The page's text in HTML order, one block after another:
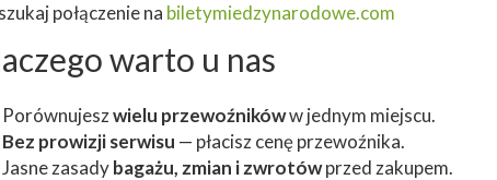
połączenie na biletymiedzynarodowe.com
warto u nas
Porównujeszwielu przewoźnikóww jednym miejscu.
Bez prowizji serwisu — płacisz cenę przewoźnika.
Jasne zasadybagażu, zmian i zwrotówprzed zakupem.